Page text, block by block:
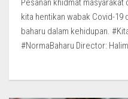
Pesanan khidmat
kita hentikan wabak Covid-19
baharu dalam kehidupan.
#NormaBaharu Director: